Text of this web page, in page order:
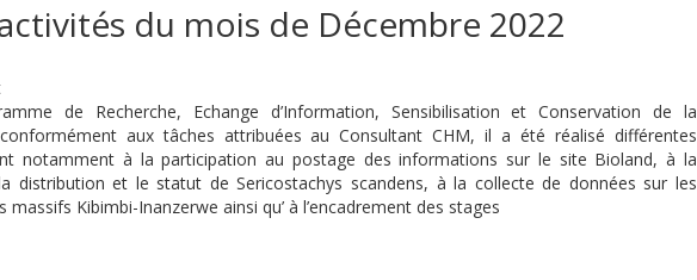
du mois de Décembre 2022
de Recherche, Echange d’Information, Sensibilisation et Conservation de la
aux tâches attribuées au Consultant CHM, il a été réalisé différentes
notamment à la participation au postage des informations sur le site Bioland, à la
distribution et le statut de Sericostachys scandens, à la collecte de données sur les
Kibimbi-Inanzerwe ainsi qu’ à l’encadrement des stages